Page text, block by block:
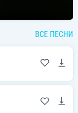
ВСЕ ПЕСНИ